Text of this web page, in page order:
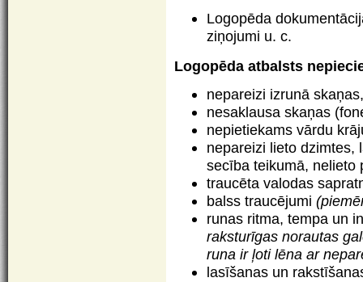
Logopēda
ziņojumi u. c.
Logopēda atbalsts
nepareizi izrunā
nesaklausa skaņas
nepietiekams vārdu
nepareizi lieto dzimtes,
secība teikumā, nelieto
traucēta valodas
balss traucējumi
runas ritma, tempa un
raksturīgas norautas
runa ir ļoti lēna ar
lasīšanas un